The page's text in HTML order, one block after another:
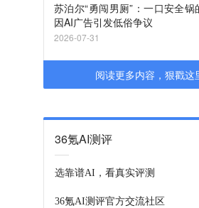
苏泊尔“勇闯男厕”：一口安全锅
因AI广告引发低俗争议
2026-07-31
阅读更多内容，狠戳这
36氪AI测评
选靠谱AI，看真实评测
36氪AI测评官方交流社区